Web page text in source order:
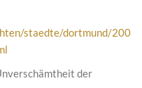
staedte/dortmund/200
der